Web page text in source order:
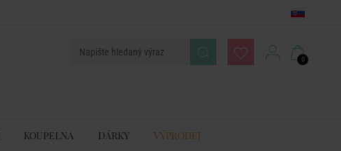
0
KOUPELNA DÁRKY VÝPRODEJ